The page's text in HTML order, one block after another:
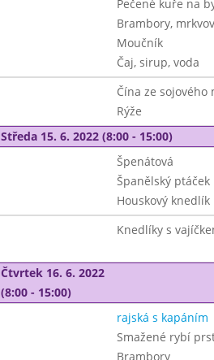
Pečené kuře na
Brambory,
Moučník
Čaj, sirup, voda
Čína ze sojového
Rýže
Středa 15. 6. 2022 (8:00 - 15:00)
Špenátová
Španělský ptáček
Houskový knedlík
Knedlíky s
Čtvrtek 16. 6. 2022
(8:00 - 15:00)
rajská s kapáním
Smažené rybí
Brambory